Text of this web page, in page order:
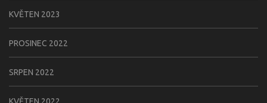
KVĚTEN 2023
PROSINEC 2022
SRPEN 2022
KVĚTEN 2022